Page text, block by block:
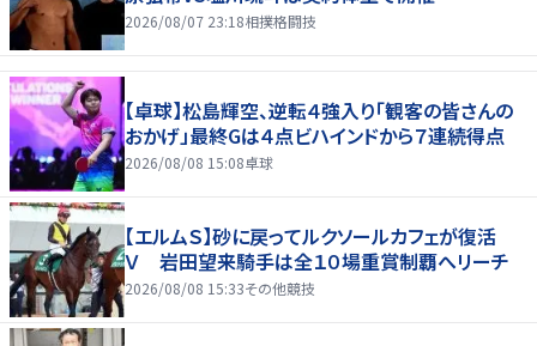
2026/08/07 23:18相撲格闘技
【卓球】松島輝空、逆転４強入り「観客の皆さんの
おかげ」最終Gは４点ビハインドから７連続得点
2026/08/08 15:08卓球
【エルムＳ】砂に戻ってルクソールカフェが復活
Ｖ 岩田望来騎手は全１０場重賞制覇へリーチ
2026/08/08 15:33その他競技